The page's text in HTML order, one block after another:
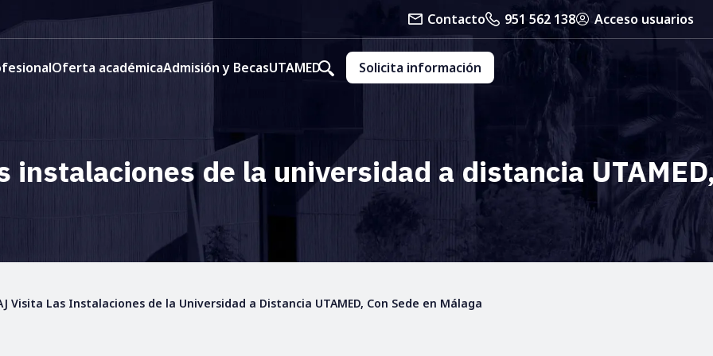
Contacto 951 562 138 Acceso usuarios
Oferta académicaAdmisión y BecasUTAMED Solicita información
de la universidad a distancia
Visita Las Instalaciones de la Universidad a Distancia UTAMED, Con Sede en Málaga